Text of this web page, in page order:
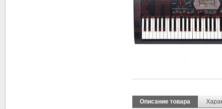
Описание товара